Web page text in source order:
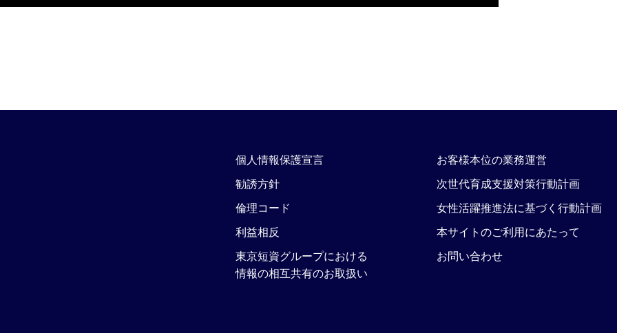
個人情報保護宣言
勧誘方針
倫理コード
利益相反
東京短資グループにおける
情報の相互共有のお取扱い
お客様本位の業務運営
次世代育成支援対策行動計画
女性活躍推進法に基づく行動計画
本サイトのご利用にあたって
お問い合わせ